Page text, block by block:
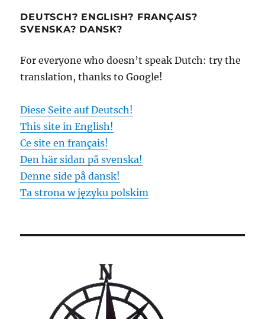
DEUTSCH? ENGLISH? FRANÇAIS?
SVENSKA? DANSK?
For everyone who doesn’t speak Dutch: try the
translation, thanks to Google!
Diese Seite auf Deutsch!
This site in English!
Ce site en français!
Den här sidan på svenska!
Denne side på dansk!
Ta strona w języku polskim